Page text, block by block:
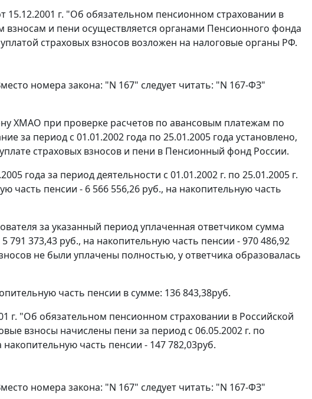
15.12.2001 г. "Об обязательном пенсионном страховании в
и пени осуществляется органами Пенсионного фонда
страховых взносов возложен на налоговые органы РФ.
номера закона: "N 167" следует читать: "N 167-ФЗ"
ХМАО при проверке расчетов по авансовым платежам по
за период с 01.01.2002 года по 25.01.2005 года установлено,
страховых взносов и пени в Пенсионный фонд России.
года за период деятельности с 01.01.2002 г. по 25.01.2005 г.
часть пенсии - 6 566 556,26 руб., на накопительную часть
за указанный период уплаченная ответчиком сумма
791 373,43 руб., на накопительную часть пенсии - 970 486,92
не были уплачены полностью, у ответчика образовалась
часть пенсии в сумме: 136 843,38руб.
г. "Об обязательном пенсионном страховании в Российской
взносы начислены пени за период с 06.05.2002 г. по
часть пенсии - 147 782,03руб.
номера закона: "N 167" следует читать: "N 167-ФЗ"